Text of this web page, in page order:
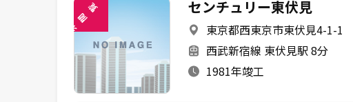
未
閲
覧 センチュリー東伏見
東京都西東京市東伏見4-1-1
西武新宿線 東伏見駅 8分
1981年竣工